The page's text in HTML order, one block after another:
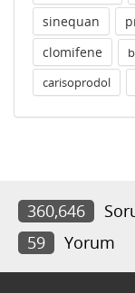
sinequan
clomifene
carisoprodol
360,646
59
Yorum